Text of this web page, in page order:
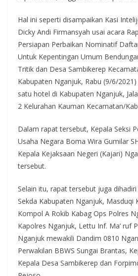
Hal ini seperti disampaikan Kasi
Dicky Andi Firmansyah usai acara
Persiapan Perbaikan Nominatif
Untuk Kepentingan Umum
Tritik dan Desa Sambikerep
Kabupaten Nganjuk, Rabu (9/6/
satu hotel di Kabupaten Nganjuk,
2 Kelurahan Kauman Kecamatan/
Dalam rapat tersebut, Kepala Seksi
Usaha Negara Boma Wira Gumilar
Kepala Kejaksaan Negeri (Kajari)
tersebut.
Selain itu, rapat tersebut juga
Sekda Kabupaten Nganjuk, Masduqi
Kompol A Rokib Kabag Ops Polres
Kapolres Nganjuk, Lettu Inf. Ma’ ruf
Nganjuk mewakili Dandim 0810
Perwakilan BBWS Sungai Brantas,
Kepala Desa Sambikerep dan